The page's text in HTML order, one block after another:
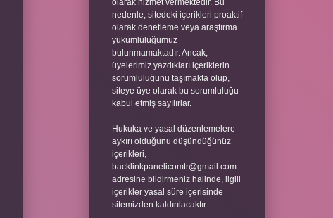
nedenle, sitedeki içerikleri proaktif
olarak denetleme veya araştırma
yükümlülüğümüz
bulunmamaktadır. Ancak,
üyelerimiz yazdıkları içeriklerin
sorumluluğunu taşımakta olup,
siteye üye olarak bu sorumluluğu
kabul etmiş sayılırlar.
Hukuka ve yasal düzenlemelere
aykırı olduğunu düşündüğünüz
içerikleri,
backlinkpanelicomtr@gmail.com
adresine bildirmeniz halinde, ilgili
içerikler yasal süre içerisinde
sitemizden kaldırılacaktır.